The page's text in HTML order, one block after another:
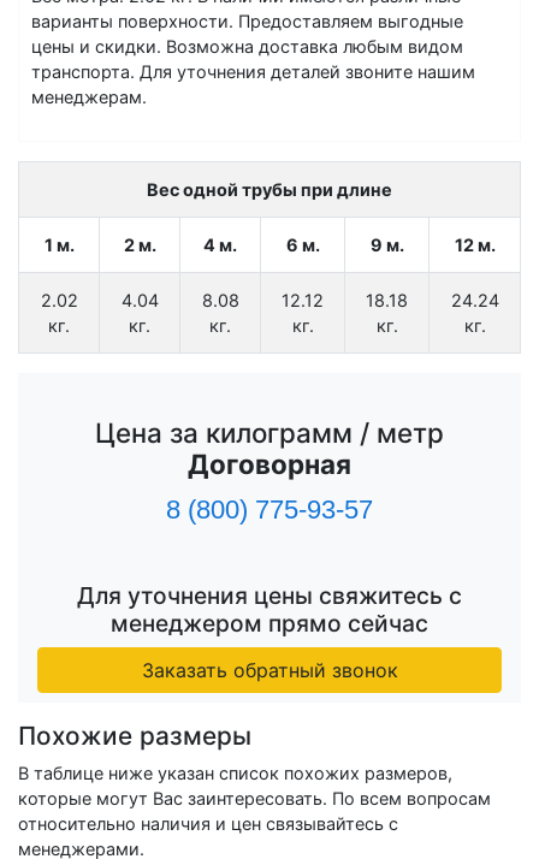
варианты поверхности. Предоставляем выгодные
цены и скидки. Возможна доставка любым видом
транспорта. Для уточнения деталей звоните нашим
менеджерам.
Вес одной трубы при длине
1 м. 2 м. 4 м. 6 м. 9 м. 12 м.
2.02
кг.
4.04
кг.
8.08
кг.
12.12
кг.
18.18
кг.
24.24
кг.
Цена за килограмм / метр
Договорная
8 (800) 775-93-57
Для уточнения цены свяжитесь с
менеджером прямо сейчас
Заказать обратный звонок
Похожие размеры
В таблице ниже указан список похожих размеров,
которые могут Вас заинтересовать. По всем вопросам
относительно наличия и цен связывайтесь с
менеджерами.